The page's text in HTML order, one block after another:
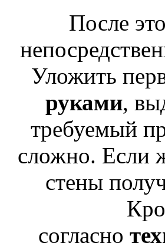
После
Уложить
руками,
требуемый
сложно. Если
стены
согласно